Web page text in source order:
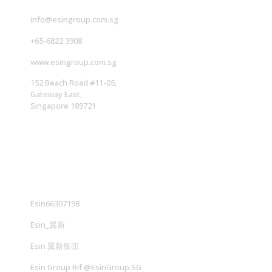
info@esingroup.com.sg
+65-6822 3908
www.esingroup.com.sg
152 Beach Road #11-05,
Gateway East,
Singapore 189721
Esin66307198
Esin_翼新
Esin 翼新集団
Esin Group Rif @EsinGroup.SG